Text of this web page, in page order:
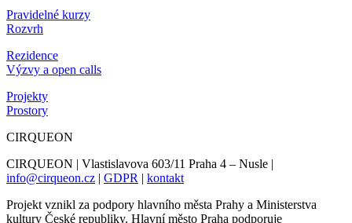
Pravidelné kurzy
Rozvrh
Rezidence
Výzvy a open calls
Projekty
Prostory
CIRQUEON
CIRQUEON | Vlastislavova 603/11 Praha 4 – Nusle |
info@cirqueon.cz | GDPR | kontakt
Projekt vznikl za podpory hlavního města Prahy a Ministerstva
kultury České republiky. Hlavní město Praha podporuje